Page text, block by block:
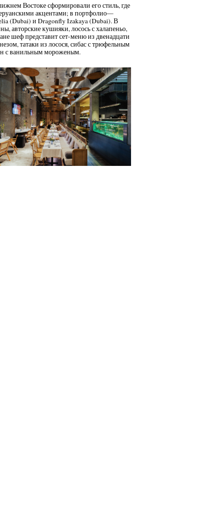
Востоке сформировали его стиль, где
акцентами; в портфолио—
(Dubai) и Dragonfly Izakaya (Dubai). В
авторские кушияки, лосось с халапеньо,
шеф представит сет-меню из двенадцати
татаки из лосося, сибас с трюфельным
с ванильным мороженым.